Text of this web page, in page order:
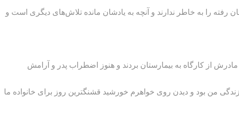
را به خاطر ندارند و آنچه به یادشان مانده تلاش‌های دیگری است و
از کارگاه به بیمارستان بردند و هنوز اضطراب پدر و آرامش
من بود و دیدن روی خواهرم خورشید قشنگترین روز برای خانواده ما